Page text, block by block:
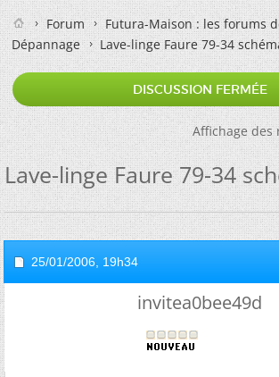
Forum
Futura-Maison : les forums
Dépannage
Lave-linge Faure 79-34
DISCUSSION FERMÉE
Affichage des
Lave-linge Faure 79-34
25/01/2006, 19h34
invitea0bee49d